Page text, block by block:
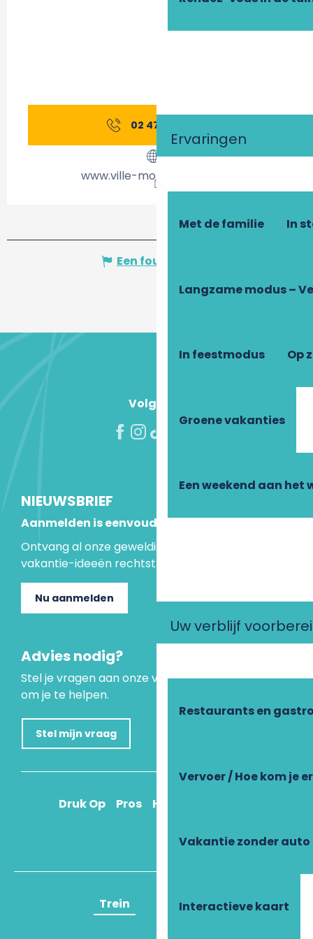
Ervaringen
Met de familie In
Langzame modus –
In feestmodus Op
Groene vakanties
Een weekend aan het
Uw verblijf
Restaurants en
Vervoer / Hoe kom je
Vakantie zonder auto
Interactieve kaart
02 47 45 85
www.ville-montlouis-loire.fr
Een fout melden
Volg ons!
NIEUWSBRIEF
Aanmelden is eenvoudig
Ontvang al onze geweldige aanbiedingen en
vakantie-ideeën rechtstreeks in je inbox.
Nu aanmelden
Advies nodig?
Stel je vragen aan onze virtuele assistent, die er is
om je te helpen.
Stel mijn vraag
Druk Op Pros Hoe kom ik daar?
Trein Vliegtuig